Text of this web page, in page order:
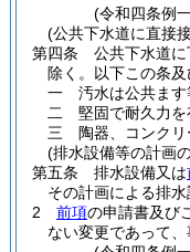
(令和四条例
(公共下水道に直接
第四条
公共下水道
除く。以下この条及
一
汚水は公共ま
二
堅固で耐久力を
三
陶器、コンク
(排水設備等の計画
第五条
排水設備又は
その計画による排
2
前項の申請書及び
ない変更であって